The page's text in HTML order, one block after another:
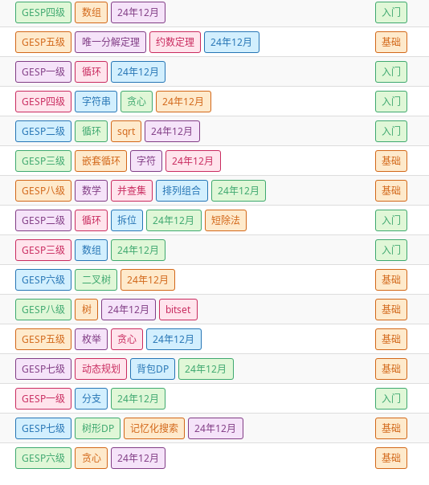
GESP四级 数组 24年12月 入门
GESP五级 唯一分解定理 约数定理 24年12月 基础
GESP一级 循环 24年12月 入门
GESP四级 字符串 贪心 24年12月 入门
GESP二级 循环 sqrt 24年12月 入门
GESP三级 嵌套循环 字符 24年12月 基础
GESP八级 数学 并查集 排列组合 24年12月 基础
GESP二级 循环 拆位 24年12月 短除法 入门
GESP三级 数组 24年12月 入门
GESP六级 二叉树 24年12月 基础
GESP八级 树 24年12月 bitset 基础
GESP五级 枚举 贪心 24年12月 基础
GESP七级 动态规划 背包DP 24年12月 基础
GESP一级 分支 24年12月 入门
GESP七级 树形DP 记忆化搜索 24年12月 基础
GESP六级 贪心 24年12月 基础